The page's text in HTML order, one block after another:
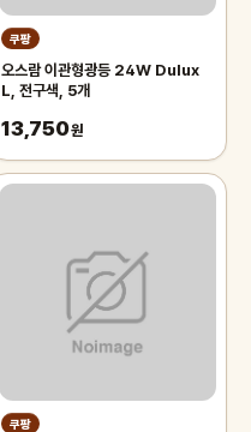
쿠팡
오스람 이관형광등 24W Dulux
L, 전구색, 5개
13,750원
쿠팡